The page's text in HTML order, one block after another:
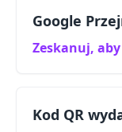
Google
Zeskanuj,
Kod QR